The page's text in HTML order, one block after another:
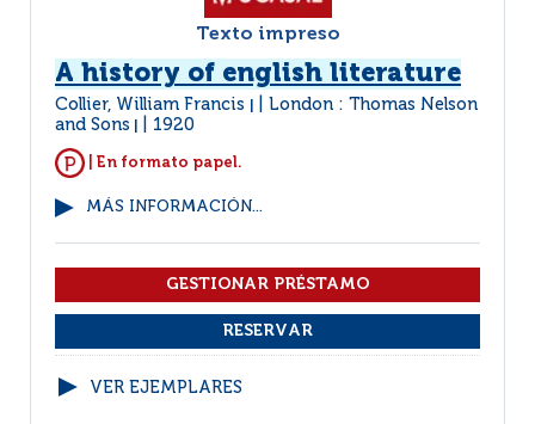
Texto impreso
A history of english literature
Collier, William Francis
London : Thomas Nelson
and Sons
1920
| En formato papel.
MÁS INFORMACIÓN...
VER EJEMPLARES